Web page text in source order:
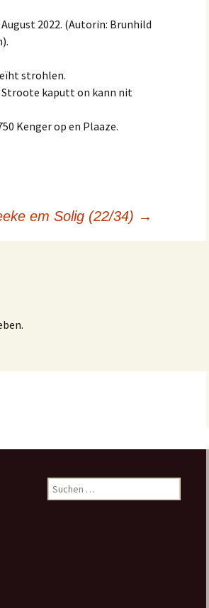
2022. (Autorin: Brunhild
strohlen.
Stroote kaputt on kann nit
Kenger op en Plaaze.
em Solig (22/34) →
Suchen
nach: